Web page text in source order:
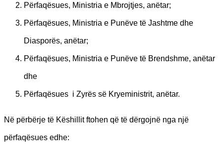
Përfaqësues, Ministria e Mbrojtjes, anëtar;
Përfaqësues, Ministria e Punëve të Jashtme dhe
Diasporës, anëtar;
Përfaqësues, Ministria e Punëve të Brendshme, anëtar
dhe
Përfaqësues i Zyrës së Kryeministrit, anëtar.
Në përbërje të Këshillit ftohen që të dërgojnë nga një
përfaqësues edhe: